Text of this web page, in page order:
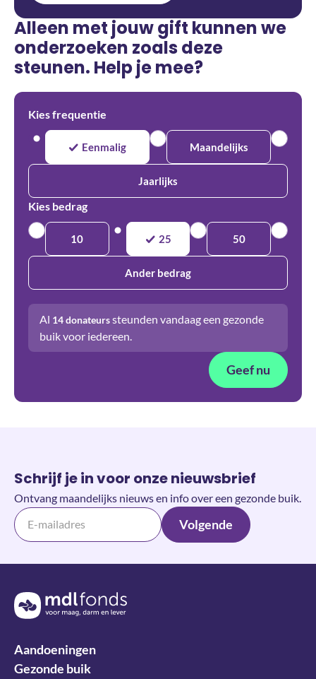
Alleen met jouw gift kunnen we
onderzoeken zoals deze
steunen. Help je mee?
Kies frequentie
Eenmalig Maandelijks
Jaarlijks
Kies bedrag
10 25 50
Ander bedrag
Al 14donateurssteunden vandaag een gezonde
buik voor iedereen.
Geef nu
Schrijf je in voor onze nieuwsbrief
Ontvang maandelijks nieuws en info over een gezonde buik.
Volgende
Terug naar de homepage
Aandoeningen
Gezonde buik